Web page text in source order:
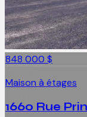
848 000 $
Maison à étages
1660 Rue